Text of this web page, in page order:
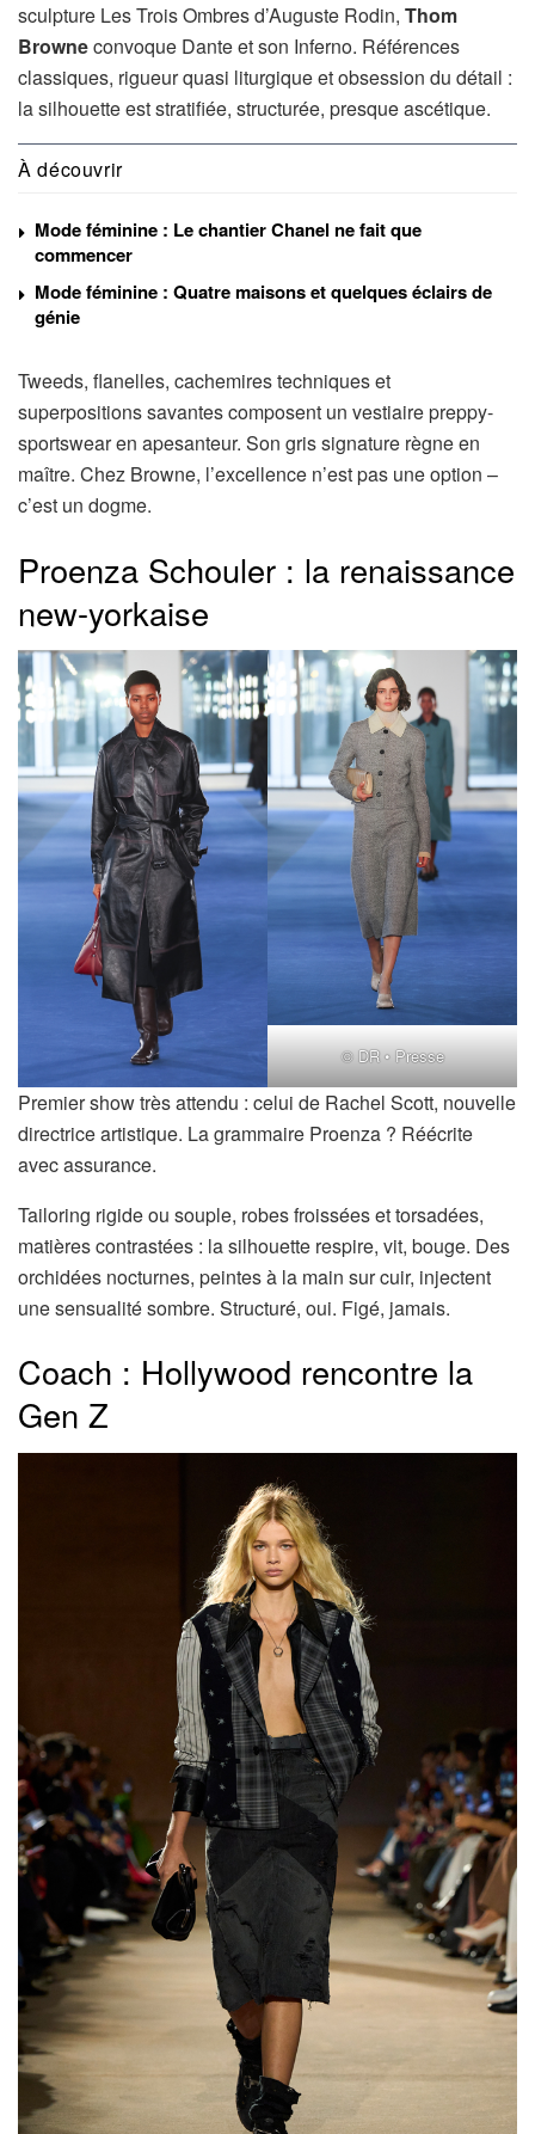
sculpture Les Trois Ombres d’Auguste Rodin, Thom
Browneconvoque Dante et son Inferno. Références
classiques, rigueur quasi liturgique et obsession du détail :
la silhouette est stratifiée, structurée, presque ascétique.
À découvrir
Mode féminine : Le chantier Chanel ne fait que
commencer
Mode féminine : Quatre maisons et quelques éclairs de
génie
Tweeds, flanelles, cachemires techniques et
superpositions savantes composent un vestiaire preppy-
sportswear en apesanteur. Son gris signature règne en
maître. Chez Browne, l’excellence n’est pas une option –
c’est un dogme.
Proenza Schouler : la renaissance
new-yorkaise
© DR • Presse
Premier show très attendu : celui de Rachel Scott, nouvelle
directrice artistique. La grammaire Proenza ? Réécrite
avec assurance.
Tailoring rigide ou souple, robes froissées et torsadées,
matières contrastées : la silhouette respire, vit, bouge. Des
orchidées nocturnes, peintes à la main sur cuir, injectent
une sensualité sombre. Structuré, oui. Figé, jamais.
Coach : Hollywood rencontre la
Gen Z